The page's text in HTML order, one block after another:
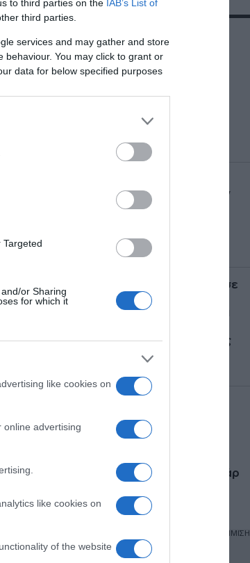
to third parties on the IAB’s List of
third parties.
services and may gather and store
behaviour. You may click to grant or
data for below specified purposes
or Sharing
for which it
like cookies on
online advertising
like cookies on
of the website
οι
τις
στην
στα
ΗΠΑ: Επιβράδυνση
των προσλήψεων
Δημιουργήθηκαν
εργασίας
συμφωνία ΗΠΑ, Ιράν
και Ομάν για το
όροι συζητούνται
Μπεν Άφλεκ: Κέρδισε
1 εκατ. δολάρια στο
“Ποιος θέλει να γίνει
Δείτε βίντεο με τους
πανηγυρισμούς του
Αντίποινα των ΗΠΑ
στο Ιράν με
Εκρήξεις σε Μπαντάρ
Κεσμ
ΔΙΑΦΗΜΙΣΗ